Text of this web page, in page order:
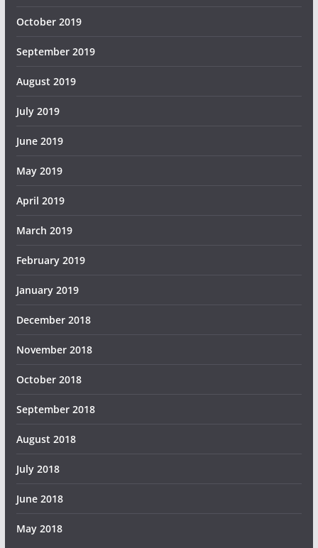
October 2019
September 2019
August 2019
July 2019
June 2019
May 2019
April 2019
March 2019
February 2019
January 2019
December 2018
November 2018
October 2018
September 2018
August 2018
July 2018
June 2018
May 2018